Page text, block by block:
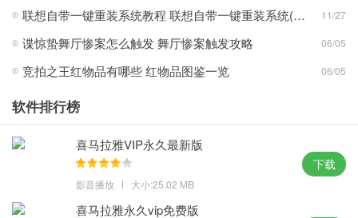
攻略心得：
1、提供了一个非常安全的系统操作环境，只需十分钟就可以得到一
个全新的系统；
的提升；
3、进行了一般性的修复以及改进，开机启动错误严禁弹出来错误信
4、智能化检验笔记本电脑机器设备，执行基本操作时进行更新以提
高安全性。
联想自带一键重装系统教程 联想自带一键重装系统(win7/win10/win11)详细操作步骤 11/27
谍惊蛰舞厅惨案怎么触发 舞厅惨案触发攻略 06/05
竞拍之王红物品有哪些 红物品图鉴一览 06/05
软件排行榜
喜马拉雅VIP永久最新版
影音播放 大小:25.02 MB
下载
喜马拉雅永久vip免费版